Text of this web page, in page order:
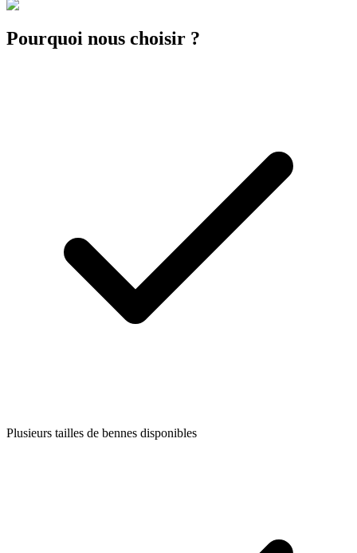
Pourquoi nous choisir ?
Plusieurs tailles de bennes disponibles